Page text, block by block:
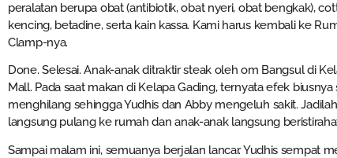
peralatan berupa obat (antibiotik, obat nyeri, obat bengkak),
kencing, betadine, serta kain kassa. Kami harus kembali ke
Clamp-nya.
Done. Selesai. Anak-anak ditraktir steak oleh om Bangsul di
Mall. Pada saat makan di Kelapa Gading, ternyata efek
menghilang sehingga Yudhis dan Abby mengeluh sakit.
langsung pulang ke rumah dan anak-anak langsung
Sampai malam ini, semuanya berjalan lancar. Yudhis sempat